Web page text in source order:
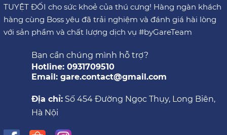
TUYỆT ĐỐI cho sức khoẻ của thú cưng! Hàng ngàn khách
hàng cùng Boss yêu đã trải nghiệm và đánh giá hài lòng
với sản phẩm và chất lượng dịch vụ #byGareTeam
Bạn cần chúng mình hỗ trợ?
Hotline: 0931709510
Email: gare.contact@gmail.com
Địa chỉ: Số 454 Đường Ngọc Thụy, Long Biên,
Hà Nội